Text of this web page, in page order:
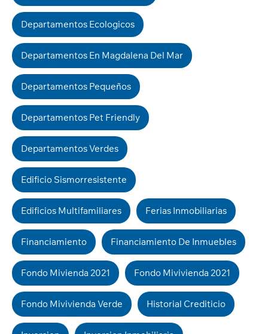
Departamentos Ecologicos
Departamentos En Magdalena Del Mar
Departamentos Pequeños
Departamentos Pet Friendly
Departamentos Verdes
Edificio Sismorresistente
Edificios Multifamiliares Ferias Inmobiliarias
Financiamiento Financiamiento De Inmuebles
Fondo Mivienda 2021 Fondo Mivivienda 2021
Fondo Mivivienda Verde Historial Crediticio